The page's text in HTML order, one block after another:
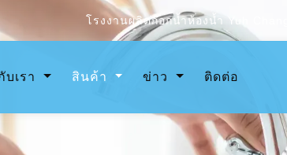
โรงงานผลิตก๊อกน้ำห้องน้ำ Yuh
บเรา สินค้า ข่าว ติดต่อ